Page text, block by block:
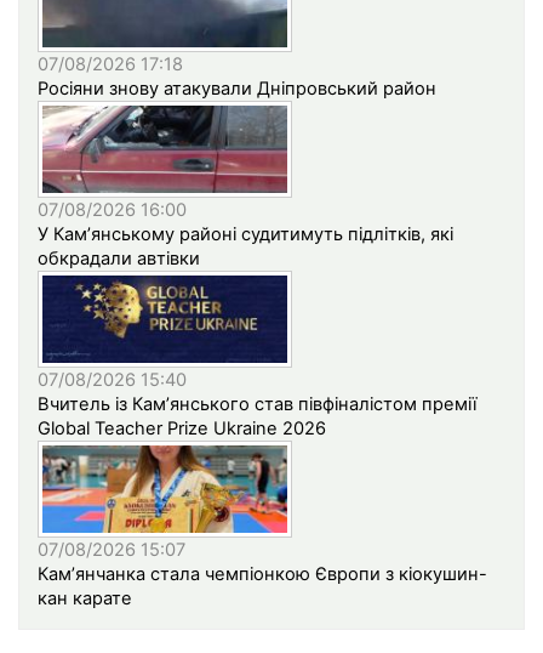
07/08/2026 17:18
Росіяни знову атакували Дніпровський район
07/08/2026 16:00
У Кам’янському районі судитимуть підлітків, які
обкрадали автівки
07/08/2026 15:40
Вчитель із Кам’янського став півфіналістом премії
Global Teacher Prize Ukraine 2026
07/08/2026 15:07
Кам’янчанка стала чемпіонкою Європи з кіокушин-
кан карате